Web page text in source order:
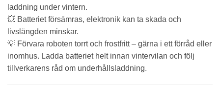
laddning under vintern.
💥 Batteriet försämras, elektronik kan ta skada och
livslängden minskar.
💡 Förvara roboten torrt och frostfritt – gärna i ett förråd eller
inomhus. Ladda batteriet helt innan vintervilan och följ
tillverkarens råd om underhållsladdning.